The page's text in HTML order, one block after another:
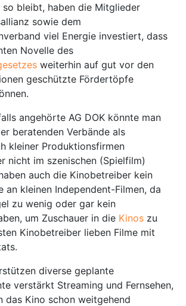
bleibt, haben die Mitglieder
sowie dem
viel Energie investiert, dass
Novelle des
weiterhin auf gut vor den
geschützte Fördertöpfe
angehörte AG DOK könnte man
beratenden Verbände als
kleiner Produktionsfirmen
nicht im szenischen (Spielfilm)
auch die Kinobetreiber kein
an kleinen Independent-Filmen, da
zu wenig oder gar kein
um Zuschauer in die Kinos zu
Kinobetreiber lieben Filme mit
diverse geplante
verstärkt Streaming und Fernsehen,
das Kino schon weitgehend